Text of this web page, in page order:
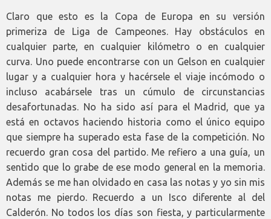
Claro que esto es la Copa de Europa en su versión
primeriza de Liga de Campeones. Hay obstáculos en
cualquier parte, en cualquier kilómetro o en cualquier
curva. Uno puede encontrarse con un Gelson en cualquier
lugar y a cualquier hora y hacérsele el viaje incómodo o
incluso acabársele tras un cúmulo de circunstancias
desafortunadas. No ha sido así para el Madrid, que ya
está en octavos haciendo historia como el único equipo
que siempre ha superado esta fase de la competición. No
recuerdo gran cosa del partido. Me refiero a una guía, un
sentido que lo grabe de ese modo general en la memoria.
Además se me han olvidado en casa las notas y yo sin mis
notas me pierdo. Recuerdo a un Isco diferente al del
Calderón. No todos los días son fiesta, y particularmente